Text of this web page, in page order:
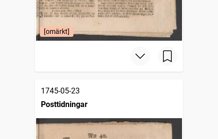
[omärkt]
1745-05-23
Posttidningar